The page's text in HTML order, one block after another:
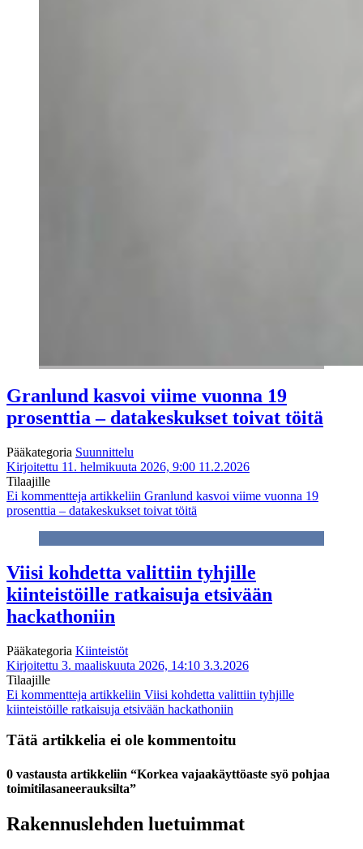
Granlund kasvoi viime vuonna 19
prosenttia – datakeskukset toivat töitä
Pääkategoria Suunnittelu
Kirjoitettu 11. helmikuuta 2026, 9:00 11.2.2026
Tilaajille
Ei kommentteja artikkeliin Granlund kasvoi viime vuonna 19
prosenttia – datakeskukset toivat töitä
Viisi kohdetta valittiin tyhjille
kiinteistöille ratkaisuja etsivään
hackathoniin
Pääkategoria Kiinteistöt
Kirjoitettu 3. maaliskuuta 2026, 14:10 3.3.2026
Tilaajille
Ei kommentteja artikkeliin Viisi kohdetta valittiin tyhjille
kiinteistöille ratkaisuja etsivään hackathoniin
Tätä artikkelia ei ole kommentoitu
0 vastausta artikkeliin “Korkea vajaakäyttöaste syö pohjaa
toimitilasaneerauksilta”
Rakennuslehden luetuimmat